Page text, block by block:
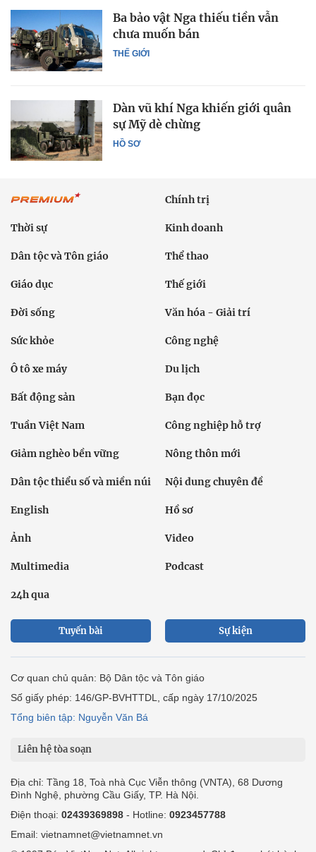
THẾ GIỚI
Ba bảo vật Nga thiếu tiền vẫn
chưa muốn bán
HỒ SƠ
Dàn vũ khí Nga khiến giới quân
sự Mỹ dè chừng
Chính trị
Thời sự Kinh doanh
Dân tộc và Tôn giáo Thể thao
Giáo dục Thế giới
Đời sống Văn hóa - Giải trí
Sức khỏe Công nghệ
Ô tô xe máy Du lịch
Bất động sản Bạn đọc
Tuần Việt Nam Công nghiệp hỗ trợ
Giảm nghèo bền vững Nông thôn mới
Dân tộc thiểu số và miền núi Nội dung chuyên đề
English Hồ sơ
Ảnh Video
Multimedia Podcast
24h qua
Tuyến bài Sự kiện
Cơ quan chủ quản: Bộ Dân tộc và Tôn giáo
Số giấy phép: 146/GP-BVHTTDL, cấp ngày 17/10/2025
Tổng biên tập: Nguyễn Văn Bá
Liên hệ tòa soạn
Địa chỉ: Tầng 18, Toà nhà Cục Viễn thông (VNTA), 68 Dương
Đình Nghệ, phường Cầu Giấy, TP. Hà Nội.
Điện thoại: 02439369898 - Hotline: 0923457788
Email: vietnamnet@vietnamnet.vn